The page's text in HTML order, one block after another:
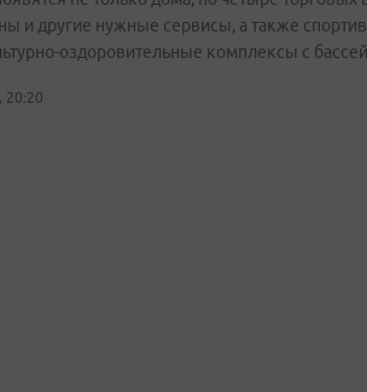
и другие нужные сервисы, а также
оздоровительные комплексы с
20:20